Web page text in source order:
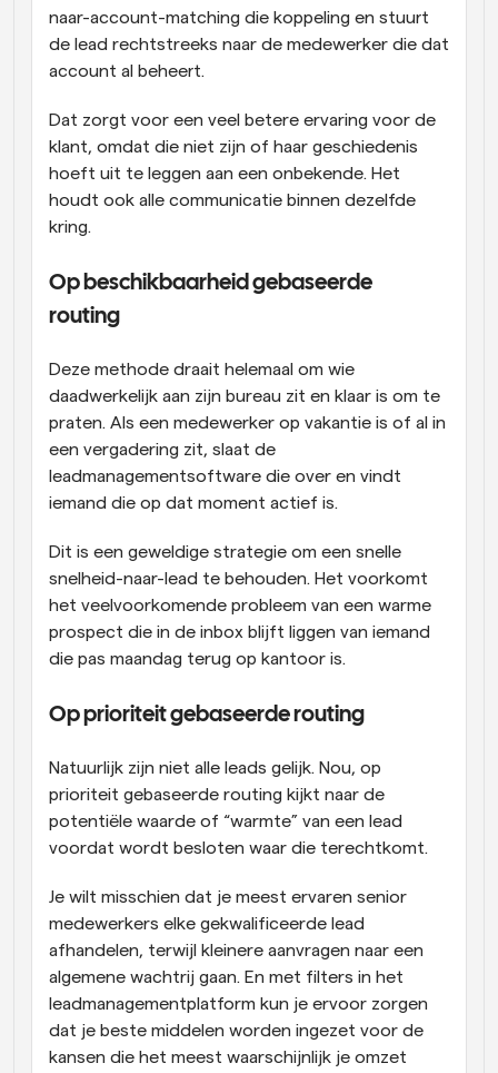
naar-account-matching die koppeling en stuurt
de lead rechtstreeks naar de medewerker die dat
account al beheert.
Dat zorgt voor een veel betere ervaring voor de
klant, omdat die niet zijn of haar geschiedenis
hoeft uit te leggen aan een onbekende. Het
houdt ook alle communicatie binnen dezelfde
kring.
Op beschikbaarheid gebaseerde
routing
Deze methode draait helemaal om wie
daadwerkelijk aan zijn bureau zit en klaar is om te
praten. Als een medewerker op vakantie is of al in
een vergadering zit, slaat de
leadmanagementsoftware die over en vindt
iemand die op dat moment actief is.
Dit is een geweldige strategie om een snelle
snelheid-naar-lead te behouden. Het voorkomt
het veelvoorkomende probleem van een warme
prospect die in de inbox blijft liggen van iemand
die pas maandag terug op kantoor is.
Op prioriteit gebaseerde routing
Natuurlijk zijn niet alle leads gelijk. Nou, op
prioriteit gebaseerde routing kijkt naar de
potentiële waarde of “warmte” van een lead
voordat wordt besloten waar die terechtkomt.
Je wilt misschien dat je meest ervaren senior
medewerkers elke gekwalificeerde lead
afhandelen, terwijl kleinere aanvragen naar een
algemene wachtrij gaan. En met filters in het
leadmanagementplatform kun je ervoor zorgen
dat je beste middelen worden ingezet voor de
kansen die het meest waarschijnlijk je omzet